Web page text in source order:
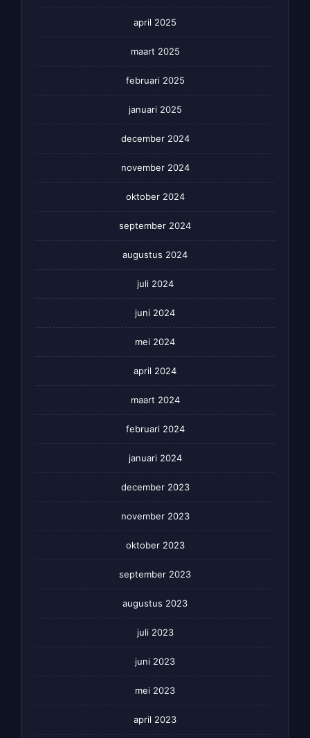
april 2025
maart 2025
februari 2025
januari 2025
december 2024
november 2024
oktober 2024
september 2024
augustus 2024
juli 2024
juni 2024
mei 2024
april 2024
maart 2024
februari 2024
januari 2024
december 2023
november 2023
oktober 2023
september 2023
augustus 2023
juli 2023
juni 2023
mei 2023
april 2023